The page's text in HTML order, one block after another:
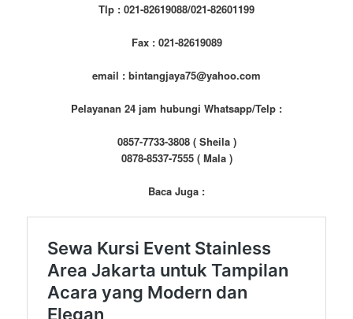
Tlp : 021-82619088/021-82601199
Fax : 021-82619089
email : bintangjaya75@yahoo.com
Pelayanan 24 jam hubungi Whatsapp/Telp :
0857-7733-3808 ( Sheila )
0878-8537-7555 ( Mala )
Baca Juga :